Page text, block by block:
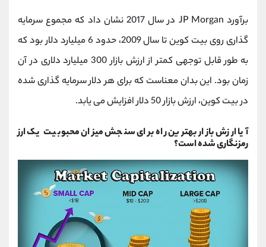
برآورد JP Morgan در سال 2017 نشان داد که مجموع سرمایه
گذاری روی بیت کوین تا سال 2009، حدود 6 میلیارد دلار بود که
به طور قابل توجهی کمتر از ارزش بازار 300 میلیارد دلاری در آن
زمان بود. این بدان معناست که برای هر دلار سرمایه گذاری شده
در بیت کوین، ارزش بازار 50 دلار افزایش می یابد.
آیا ارزش بازار بهترین راه برای سنجش میزان محبوبیت یک ارز
رمزنگاری شده است؟